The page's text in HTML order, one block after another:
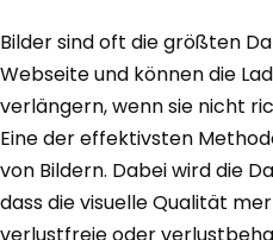
Bilder sind oft die größten
Webseite und können die
verlängern, wenn sie nicht
Eine der effektivsten
von Bildern. Dabei wird die
dass die visuelle Qualität